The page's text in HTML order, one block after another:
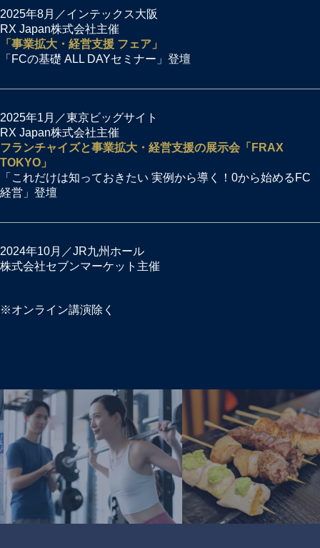
2025年8月／インテックス大阪
RX Japan株式会社主催
「事業拡大・経営支援 フェア」
「FCの基礎 ALL DAYセミナー」登壇
2025年1月／東京ビッグサイト
RX Japan株式会社主催
フランチャイズと事業拡大・経営支援の展示会「FRAX
TOKYO」
「これだけは知っておきたい 実例から導く！0から始めるFC
経営」登壇
2024年10月／JR九州ホール
株式会社セブンマーケット主催
ナー登壇
「マイナビ独立 フランチャイズ・独立開業フェア」
マイナビ特別講演 スタートアップセミナー登壇
2024年7月／東京ドーム
株式会社マイナビ主催
「マイナビ独立 フランチャイズ・独立開業フェア」
マイナビ特別講演 スタートアップセミナー登壇
※オンライン講演除く